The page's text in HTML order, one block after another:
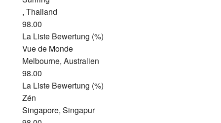
, Thailand
98.00
La Liste Bewertung (%)
Vue de Monde
Melbourne, Australien
98.00
La Liste Bewertung (%)
Zén
Singapore, Singapur